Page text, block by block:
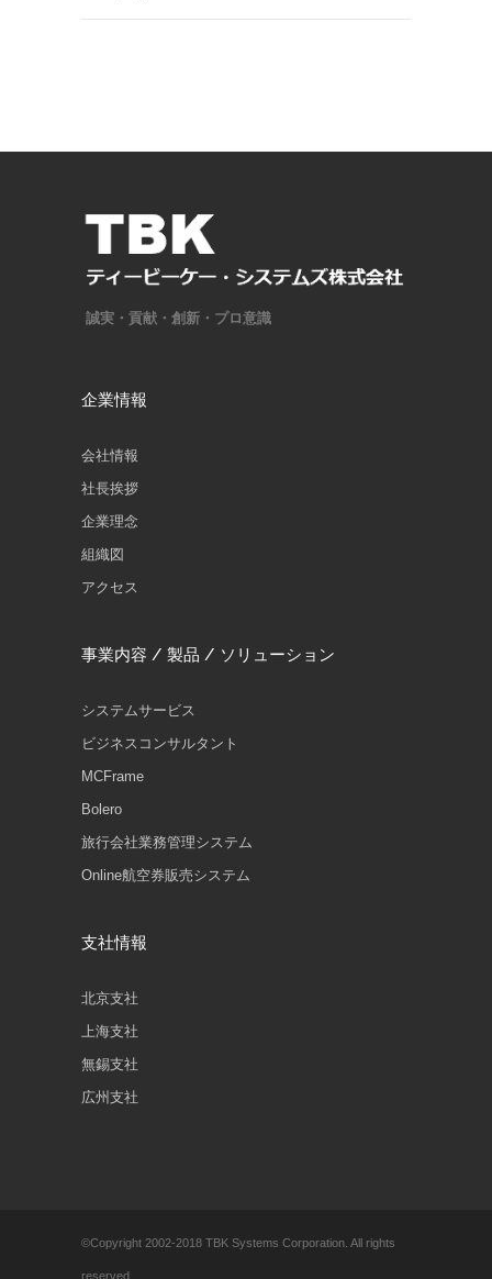
誠実・貢献・創新・プロ意識
企業情報
会社情報
社長挨拶
企業理念
組織図
アクセス
事業内容 / 製品 / ソリューション
システムサービス
ビジネスコンサルタント
MCFrame
Bolero
旅行会社業務管理システム
Online航空券販売システム
支社情報
北京支社
上海支社
無錫支社
広州支社
©Copyright 2002-2018 TBK Systems Corporation. All rights
reserved.